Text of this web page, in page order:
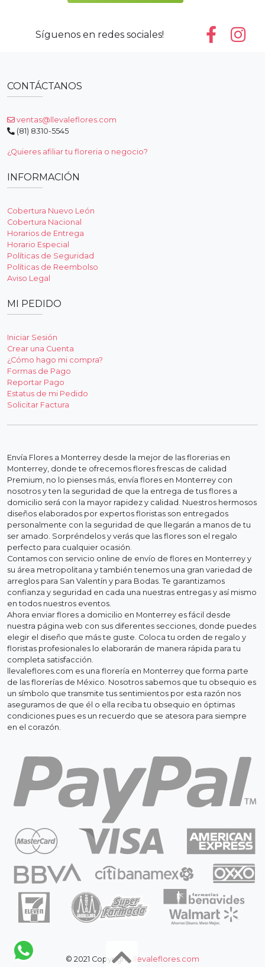
Síguenos en redes sociales!
CONTÁCTANOS
ventas@llevaleflores.com
(81) 8310-5545
¿Quieres afiliar tu floreria o negocio?
INFORMACIÓN
Cobertura Nuevo León
Cobertura Nacional
Horarios de Entrega
Horario Especial
Políticas de Seguridad
Políticas de Reembolso
Aviso Legal
MI PEDIDO
Iniciar Sesión
Crear una Cuenta
¿Cómo hago mi compra?
Formas de Pago
Reportar Pago
Estatus de mi Pedido
Solicitar Factura
Envía Flores a Monterrey desde la mejor de las florerias en
Monterrey, donde te ofrecemos flores frescas de calidad
Premium, no lo pienses más, envía flores en Monterrey con
nosotros y ten la seguridad de que la entrega de tus flores a
domicilio será con la mayor rapidez y calidad. Nuestros hermosos
diseños elaborados por expertos floristas son entregados
personalmente con la seguridad de que llegarán a manos de tu
ser amado. Sorpréndelos y verás que las flores son el regalo
perfecto para cualquier ocasión.
Contamos con servicio online de envío de flores en Monterrey y
su área metropolitana y también tenemos una gran variedad de
arreglos para San Valentín y para Bodas. Te garantizamos
confianza y seguridad en cada una nuestras entregas y así mismo
en todos nuestros eventos.
Ahora enviar flores a domicilio en Monterrey es fácil desde
nuestra página web con sus diferentes secciones, donde puedes
elegir el diseño que más te guste. Coloca tu orden de regalo y
floristas profesionales lo elaborarán de manera rápida para tu
completa satisfacción.
llevaleflores.com es una florería en Monterrey que forma parte
de las florerías de México. Nosotros sabemos que tu obsequio es
un símbolo que transmite tus sentimientos por esta razón nos
aseguramos de que él o ella reciba tu obsequio en óptimas
condiciones pues es un recuerdo que se atesora para siempre
en el corazón.
© 2021 Copyright: llevaleflores.com